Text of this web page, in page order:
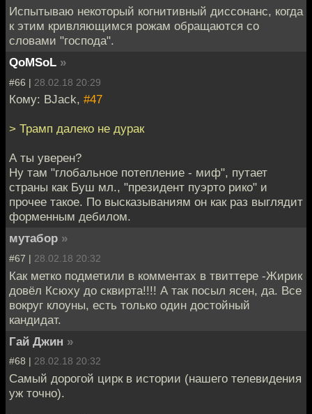
Испытываю некоторый когнитивный диссонанс, когда
к этим кривляющимся рожам обращаются со
словами "господа".
QoMSoL »
#66 | 28.02.18 20:29
Кому: BJack, #47
> Трамп далеко не дурак
А ты уверен?
Ну там "глобальное потепление - миф", путает
страны как Буш мл., "президент пуэрто рико" и
прочее такое. По высказываниям он как раз выглядит
форменным дебилом.
мутабор »
#67 | 28.02.18 20:32
Как метко подметили в комментах в твиттере -Жирик
довёл Ксюху до сквирта!!!! А так посыл ясен, да. Все
вокруг клоуны, есть только один достойный
кандидат.
Гай Джин »
#68 | 28.02.18 20:32
Самый дорогой цирк в истории (нашего телевидения
уж точно).